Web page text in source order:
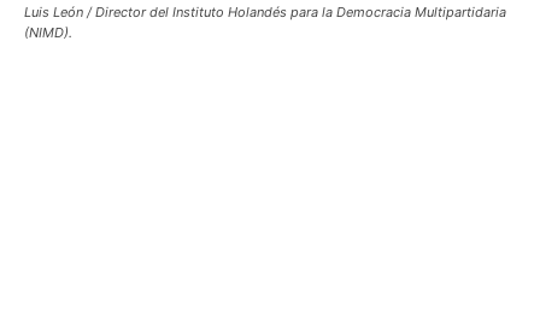
Luis León / Director del Instituto Holandés para la Democracia Multipartidaria
(NIMD).